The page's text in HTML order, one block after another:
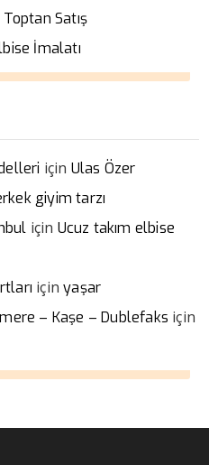
Satış
İmalatı
için Ulas Özer
giyim tarzı
için Ucuz takım elbise
içinyaşar
– Kaşe – Dublefaks için